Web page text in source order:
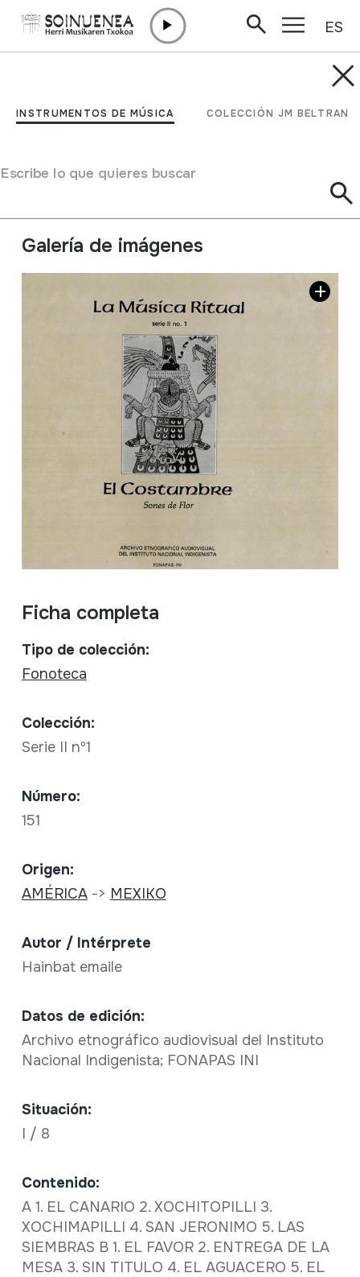
INSTRUMENTOS DE MÚSICA COLECCIÓN JM BELTRAN
Escribe lo que quieres buscar
ES
LA MÚSICA RITUAL; El
Flor
Galería de imágenes
Ficha completa
Tipo de colección:
Fonoteca
Colección:
Serie II nº1
Número:
151
Origen:
AMÉRICA-> MEXIKO
Autor / Intérprete
Hainbat emaile
Datos de edición:
Archivo etnográfico audiovisual del Instituto
Nacional Indigenista; FONAPAS INI
Situación:
I / 8
Contenido:
A 1. EL CANARIO 2. XOCHITOPILLI 3.
XOCHIMAPILLI 4. SAN JERONIMO 5. LAS
SIEMBRAS B 1. EL FAVOR 2. ENTREGA DE LA
MESA 3. SIN TITULO 4. EL AGUACERO 5. EL